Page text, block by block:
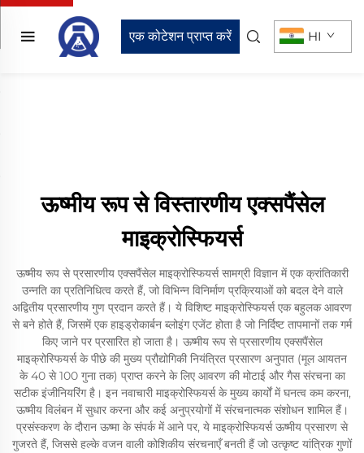
एक कोटेशन प्राप्त करें HI
ऊष्मीय रूप से विस्तारणीय एक्सपैंसेल
माइक्रोस्फियर्स
ऊष्मीय रूप से प्रसारणीय एक्सपैंसेल माइक्रोस्फियर्स सामग्री विज्ञान में एक क्रांतिकारी
उन्नति का प्रतिनिधित्व करते हैं, जो विभिन्न विनिर्माण प्रक्रियाओं को बदल देने वाले
अद्वितीय प्रसारणीय गुण प्रदान करते हैं। ये विशिष्ट माइक्रोस्फियर्स एक बहुलक आवरण
से बने होते हैं, जिसमें एक हाइड्रोकार्बन ब्लोइंग एजेंट होता है जो निर्दिष्ट तापमानों तक गर्म
किए जाने पर प्रसारित हो जाता है। ऊष्मीय रूप से प्रसारणीय एक्सपैंसेल
माइक्रोस्फियर्स के पीछे की मुख्य प्रौद्योगिकी नियंत्रित प्रसारण अनुपात (मूल आयतन
के 40 से 100 गुना तक) प्राप्त करने के लिए आवरण की मोटाई और गैस संरचना का
सटीक इंजीनियरिंग है। इन नवाचारी माइक्रोस्फियर्स के मुख्य कार्यों में घनत्व कम करना,
ऊष्मीय विलंबन में सुधार करना और कई अनुप्रयोगों में संरचनात्मक संशोधन शामिल हैं।
प्रसंस्करण के दौरान ऊष्मा के संपर्क में आने पर, ये माइक्रोस्फियर्स ऊष्मीय प्रसारण से
गुजरते हैं, जिससे हल्के वजन वाली कोशिकीय संरचनाएँ बनती हैं जो उत्कृष्ट यांत्रिक गुणों